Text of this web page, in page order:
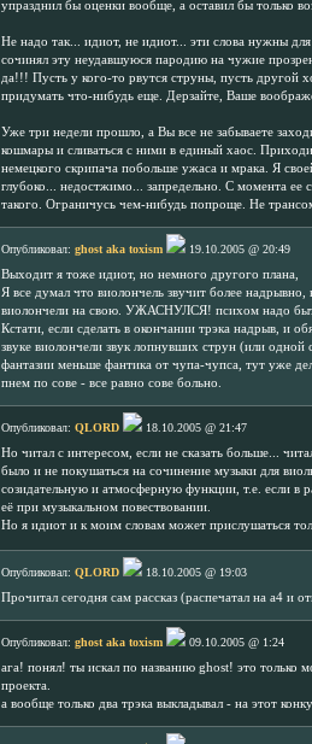
упразднил бы оценки вообще, а оставил бы только
Не надо так... идиот, не идиот... эти слова нужны
сочинял эту неудавшуюся пародию на чужие
да!!! Пусть у кого-то рвутся струны, пусть другой
придумать что-нибудь еще. Дерзайте, Ваше
Уже три недели прошло, а Вы все не забываете
кошмары и сливаться с ними в единый хаос.
немецкого скрипача побольше ужаса и мрака. Я
глубоко... недостжимо... запредельно. С момента ее
такого. Ограничусь чем-нибудь попроще. Не
Опубликовал: ghost aka toxism
19.10.2005 @ 20:49
Выходит я тоже идиот, но немного другого плана,
Я все думал что виолончель звучит более
виолончели на свою. УЖАСНУЛСЯ! психом надо
Кстати, если сделать в окончании трэка надрыв, и
звуке виолончели звук лопнувших струн (или одной
фантазии меньше фантика от чупа-чупса, тут уже
пнем по сове - все равно сове больно.
Опубликовал: QLORD
18.10.2005 @ 21:47
Но читал с интересом, если не сказать больше...
было и не покушаться на сочинение музыки для
созидательную и атмосферную функции, т.е. если в
её при музыкальном повествовании.
Но я идиот и к моим словам может прислушаться
Опубликовал: QLORD
18.10.2005 @ 19:03
Прочитал сегодня сам рассказ (распечатал на а4 и
Опубликовал: ghost aka toxism
09.10.2005 @ 1:24
ага! понял! ты искал по названию ghost! это только
проекта.
а вообще только два трэка выкладывал - на этот